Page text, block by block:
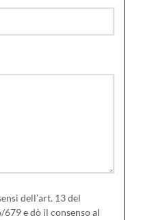
dell’art. 13 del
e dò il consenso al